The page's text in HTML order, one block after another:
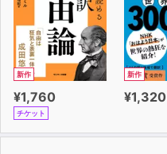
新作
¥1,760
チケット
新作
¥1,320